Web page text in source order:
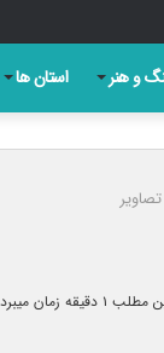
و هنر استان ها
زمان میبرد